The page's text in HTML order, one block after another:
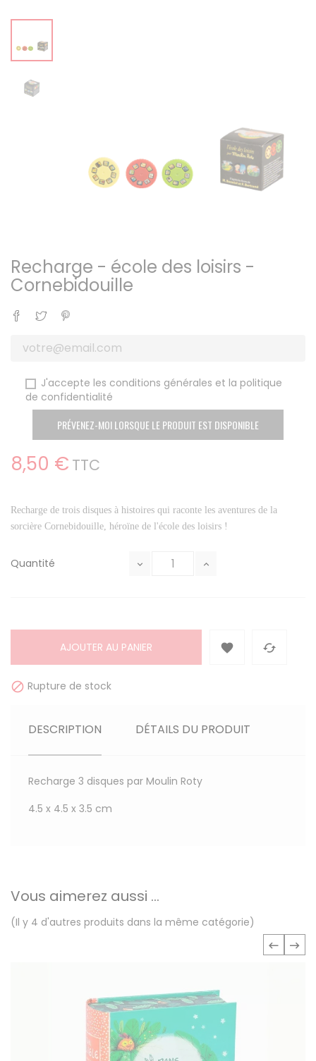
Recharge - école des loisirs -
Cornebidouille
Partager
Tweet
J'accepte les conditions générales et la politique
de confidentialité
PRÉVENEZ-MOI LORSQUE LE PRODUIT EST DISPONIBLE
8,50 € TTC
Recharge de trois disques à histoires qui raconte les aventures de la
sorcière Cornebidouille, héroïne de l'école des loisirs !
Quantité
AJOUTER AU PANIER  
 Rupture de stock
DESCRIPTION DÉTAILS DU PRODUIT
Recharge 3 disques par Moulin Roty
4.5 x 4.5 x 3.5 cm
Vous aimerez aussi ...
(Il y 4 d'autres produits dans la même catégorie)